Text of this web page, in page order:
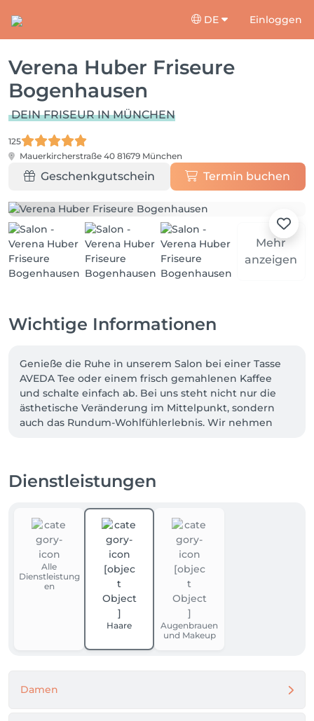
DE Einloggen
Verena Huber Friseure
Bogenhausen
DEIN FRISEUR IN MÜNCHEN
125
Mauerkircherstraße 40 81679 München
Geschenkgutschein Termin buchen
Mehr
anzeigen
Wichtige Informationen
Genieße die Ruhe in unserem Salon bei einer Tasse
AVEDA Tee oder einem frisch gemahlenen Kaffee
und schalte einfach ab. Bei uns steht nicht nur die
ästhetische Veränderung im Mittelpunkt, sondern
auch das Rundum-Wohlfühlerlebnis. Wir nehmen
Kopf- und/oder Handmassage. Tauche ein in diese
persönlich kennen!"
Dienstleistungen
Alle
Dienstleistung
en
Haare
Augenbrauen
und Makeup
Damen